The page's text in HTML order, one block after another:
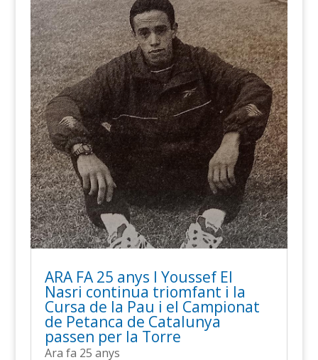
ARA FA 25 anys l Youssef El
Nasri continua triomfant i la
Cursa de la Pau i el Campionat
de Petanca de Catalunya
passen per la Torre
Ara fa 25 anys